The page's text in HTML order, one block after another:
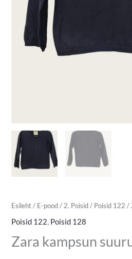
Esileht/ E-pood/ 2. Poisid/ Poisid 122 /
Poisid 122, Poisid 128
Zara kampsun